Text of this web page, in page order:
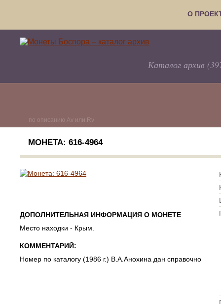
О
Каталог архив
по описанию Av или Rv
МОНЕТА: 616-4964
ДОПОЛНИТЕЛЬНАЯ ИНФОРМАЦИЯ О МОНЕТЕ
Место находки - Крым.
КОММЕНТАРИЙ:
Номер по каталогу (1986 г.) В.А.Анохина дан справочно